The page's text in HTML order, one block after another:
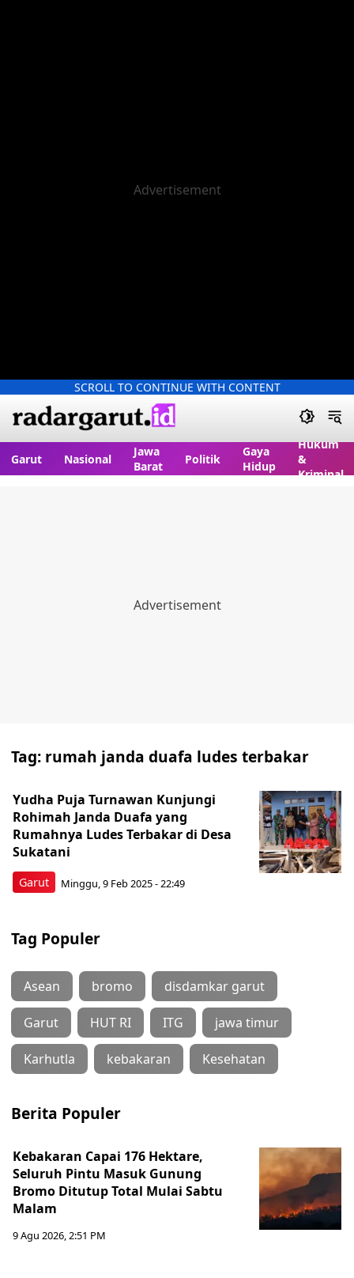
SCROLL TO CONTINUE WITH CONTENT
Garut Nasional
Jawa
Barat
Politik
Gaya
Hidup
Hukum
&
Kriminal
Tag: rumah janda duafa ludes terbakar
Garut
Yudha Puja Turnawan Kunjungi
Rohimah Janda Duafa yang
Rumahnya Ludes Terbakar di Desa
Sukatani
Minggu, 9 Feb 2025 - 22:49
Tag Populer
Asean bromo disdamkar garut
Garut HUT RI ITG jawa timur
Karhutla kebakaran Kesehatan
Berita Populer
Kebakaran Capai 176 Hektare,
Seluruh Pintu Masuk Gunung
Bromo Ditutup Total Mulai Sabtu
Malam
9 Agu 2026, 2:51 PM